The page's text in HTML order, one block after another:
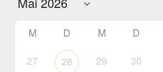
M D M D
27 28 29 30